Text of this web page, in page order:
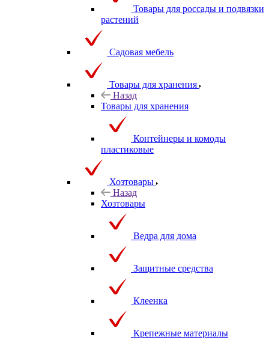
Товары для россады и подвязки
растений
Садовая мебель
Товары для хранения
Назад
Товары для хранения
Контейнеры и комоды
пластиковые
Хозтовары
Назад
Хозтовары
Ведра для дома
Защитные средства
Клеенка
Крепежные материалы